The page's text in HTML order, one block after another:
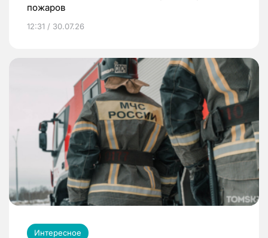
пожаров
12:31 / 30.07.26
Интересное